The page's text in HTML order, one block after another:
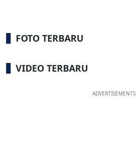
FOTO TERBARU
VIDEO TERBARU
ADVERTISEMENTS